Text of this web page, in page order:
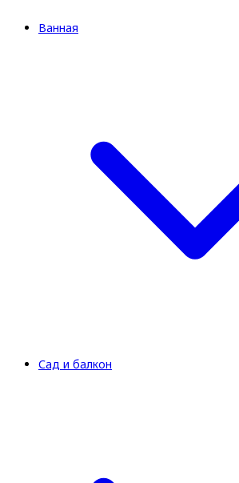
Ванная
Сад и балкон